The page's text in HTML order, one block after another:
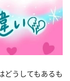
どうしてもあるも